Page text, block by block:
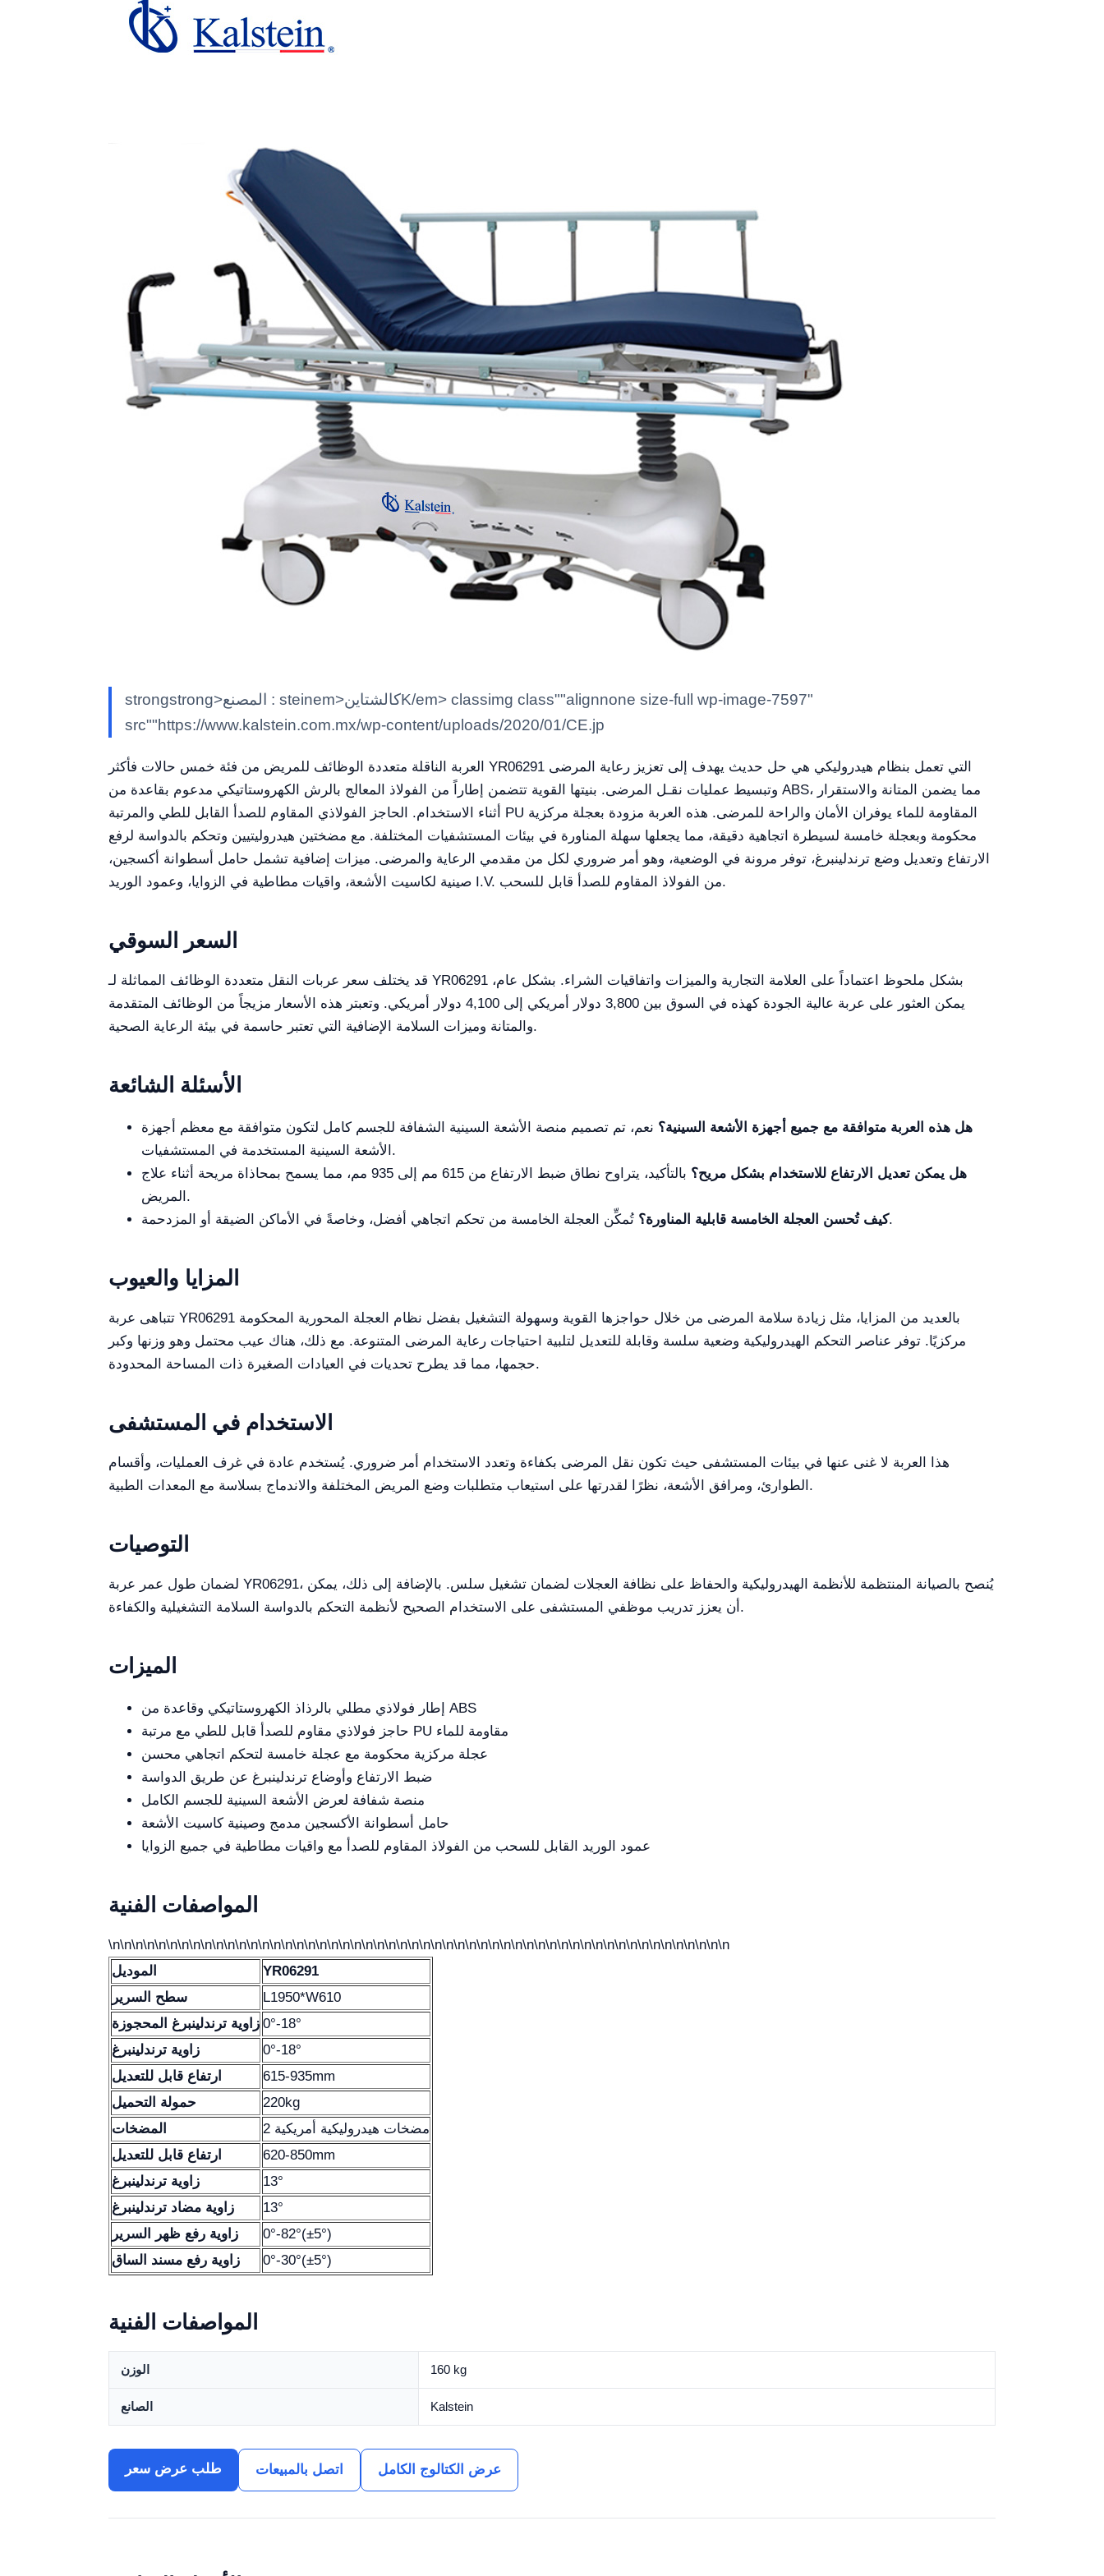
strongstrong>المصنع : steinem>كالشتاينK/em> classimg class""alignnone size-full wp-image-7597"
src""https://www.kalstein.com.mx/wp-content/uploads/2020/01/CE.jp
العربة الناقلة متعددة الوظائف للمريض من فئة خمس حالات فأكثر YR06291 التي تعمل بنظام هيدروليكي هي حل حديث يهدف إلى تعزيز رعاية المرضى
وتبسيط عمليات نقـل المرضى. بنيتها القوية تتضمن إطاراً من الفولاذ المعالج بالرش الكهروستاتيكي مدعوم بقاعدة من ABS، مما يضمن المتانة والاستقرار
أثناء الاستخدام. الحاجز الفولاذي المقاوم للصدأ القابل للطي والمرتبة PU المقاومة للماء يوفران الأمان والراحة للمرضى. هذه العربة مزودة بعجلة مركزية
محكومة وبعجلة خامسة لسيطرة اتجاهية دقيقة، مما يجعلها سهلة المناورة في بيئات المستشفيات المختلفة. مع مضختين هيدروليتيين وتحكم بالدواسة لرفع
الارتفاع وتعديل وضع ترندلينبرغ، توفر مرونة في الوضعية، وهو أمر ضروري لكل من مقدمي الرعاية والمرضى. ميزات إضافية تشمل حامل أسطوانة أكسجين،
صينية لكاسيت الأشعة، واقيات مطاطية في الزوايا، وعمود الوريد I.V. من الفولاذ المقاوم للصدأ قابل للسحب.
السعر السوقي
قد يختلف سعر عربات النقل متعددة الوظائف المماثلة لـ YR06291 بشكل ملحوظ اعتماداً على العلامة التجارية والميزات واتفاقيات الشراء. بشكل عام،
يمكن العثور على عربة عالية الجودة كهذه في السوق بين 3,800 دولار أمريكي إلى 4,100 دولار أمريكي. وتعبتر هذه الأسعار مزيجاً من الوظائف المتقدمة
والمتانة وميزات السلامة الإضافية التي تعتبر حاسمة في بيئة الرعاية الصحية.
الأسئلة الشائعة
هل هذه العربة متوافقة مع جميع أجهزة الأشعة السينية؟ نعم، تم تصميم منصة الأشعة السينية الشفافة للجسم كامل لتكون متوافقة مع معظم أجهزة
الأشعة السينية المستخدمة في المستشفيات.
هل يمكن تعديل الارتفاع للاستخدام بشكل مريح؟
بالتأكيد، يتراوح نطاق ضبط الارتفاع من 615 مم إلى 935 مم، مما يسمح بمحاذاة مريحة أثناء علاج
المريض.
كيف تُحسن العجلة الخامسة قابلية المناورة؟تُمكِّن العجلة الخامسة من تحكم اتجاهي أفضل، وخاصةً في الأماكن الضيقة أو المزدحمة.
المزايا والعيوب
تتباهى عربة YR06291 بالعديد من المزايا، مثل زيادة سلامة المرضى من خلال حواجزها القوية وسهولة التشغيل بفضل نظام العجلة المحورية المحكومة
مركزيًا. توفر عناصر التحكم الهيدروليكية وضعية سلسة وقابلة للتعديل لتلبية احتياجات رعاية المرضى المتنوعة. مع ذلك، هناك عيب محتمل وهو وزنها وكبر
حجمها، مما قد يطرح تحديات في العيادات الصغيرة ذات المساحة المحدودة.
الاستخدام في المستشفى
هذا العربة لا غنى عنها في بيئات المستشفى حيث تكون نقل المرضى بكفاءة وتعدد الاستخدام أمر ضروري. يُستخدم عادة في غرف العمليات، وأقسام
الطوارئ، ومرافق الأشعة، نظرًا لقدرتها على استيعاب متطلبات وضع المريض المختلفة والاندماج بسلاسة مع المعدات الطبية.
التوصيات
لضمان طول عمر عربة YR06291، يُنصح بالصيانة المنتظمة للأنظمة الهيدروليكية والحفاظ على نظافة العجلات لضمان تشغيل سلس. بالإضافة إلى ذلك، يمكن
أن يعزز تدريب موظفي المستشفى على الاستخدام الصحيح لأنظمة التحكم بالدواسة السلامة التشغيلية والكفاءة.
الميزات
إطار فولاذي مطلي بالرذاذ الكهروستاتيكي وقاعدة من ABS
حاجز فولاذي مقاوم للصدأ قابل للطي مع مرتبة PU مقاومة للماء
عجلة مركزية محكومة مع عجلة خامسة لتحكم اتجاهي محسن
ضبط الارتفاع وأوضاع ترندلينبرغ عن طريق الدواسة
منصة شفافة لعرض الأشعة السينية للجسم الكامل
حامل أسطوانة الأكسجين مدمج وصينية كاسيت الأشعة
عمود الوريد القابل للسحب من الفولاذ المقاوم للصدأ مع واقيات مطاطية في جميع الزوايا
المواصفات الفنية
\n\n\n\n\n\n\n\n\n\n\n\n\n\n\n\n\n\n\n\n\n\n\n\n\n\n\n\n\n\n\n\n\n\n\n\n\n\n\n\n\n\n\n\n\n\n\n\n\n\n\n\n\n\n
الموديل
YR06291
سطح السرير
L1950*W610
زاوية ترندلينبرغ المحجوزة 0°-18°
زاوية ترندلينبرغ
0°-18°
ارتفاع قابل للتعديل
615-935mm
حمولة التحميل
220kg
المضخات
2 مضخات هيدروليكية أمريكية
ارتفاع قابل للتعديل
620-850mm
زاوية ترندلينبرغ
13°
زاوية مضاد ترندلينبرغ
13°
زاوية رفع ظهر السرير
0°-82°(±5°)
زاوية رفع مسند الساق
0°-30°(±5°)
المواصفات الفنية
الوزن 160 kg
الصانع Kalstein
طلب عرض سعر اتصل بالمبيعات عرض الكتالوج الكامل